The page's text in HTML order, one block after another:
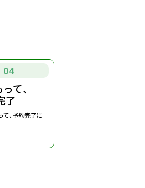
て、
了
、予約完了に